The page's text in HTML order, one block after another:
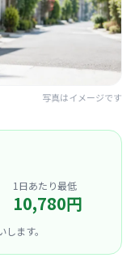
写真はイメージです
1日あたり最低
10,780円
ます。